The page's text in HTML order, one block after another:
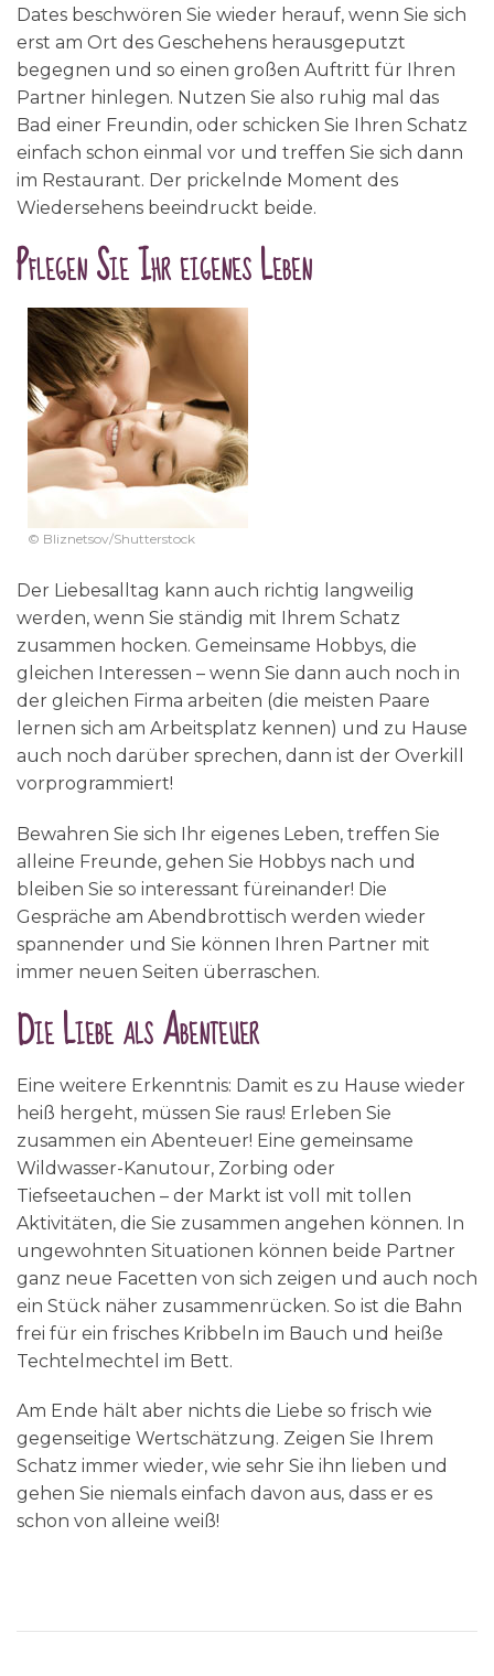
Dates beschwören Sie wieder herauf, wenn Sie sich
erst am Ort des Geschehens herausgeputzt
begegnen und so einen großen Auftritt für Ihren
Partner hinlegen. Nutzen Sie also ruhig mal das
Bad einer Freundin, oder schicken Sie Ihren Schatz
einfach schon einmal vor und treffen Sie sich dann
im Restaurant. Der prickelnde Moment des
Wiedersehens beeindruckt beide.
Pflegen Sie Ihr eigenes Leben
© Bliznetsov/Shutterstock
Der Liebesalltag kann auch richtig langweilig
werden, wenn Sie ständig mit Ihrem Schatz
zusammen hocken. Gemeinsame Hobbys, die
gleichen Interessen – wenn Sie dann auch noch in
der gleichen Firma arbeiten (die meisten Paare
lernen sich am Arbeitsplatz kennen) und zu Hause
auch noch darüber sprechen, dann ist der Overkill
vorprogrammiert!
Bewahren Sie sich Ihr eigenes Leben, treffen Sie
alleine Freunde, gehen Sie Hobbys nach und
bleiben Sie so interessant füreinander! Die
Gespräche am Abendbrottisch werden wieder
spannender und Sie können Ihren Partner mit
immer neuen Seiten überraschen.
Die Liebe als Abenteuer
Eine weitere Erkenntnis: Damit es zu Hause wieder
heiß hergeht, müssen Sie raus! Erleben Sie
zusammen ein Abenteuer! Eine gemeinsame
Wildwasser-Kanutour, Zorbing oder
Tiefseetauchen – der Markt ist voll mit tollen
Aktivitäten, die Sie zusammen angehen können. In
ungewohnten Situationen können beide Partner
ganz neue Facetten von sich zeigen und auch noch
ein Stück näher zusammenrücken. So ist die Bahn
frei für ein frisches Kribbeln im Bauch und heiße
Techtelmechtel im Bett.
Am Ende hält aber nichts die Liebe so frisch wie
gegenseitige Wertschätzung. Zeigen Sie Ihrem
Schatz immer wieder, wie sehr Sie ihn lieben und
gehen Sie niemals einfach davon aus, dass er es
schon von alleine weiß!